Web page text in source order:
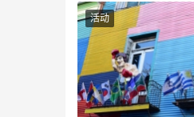
活动